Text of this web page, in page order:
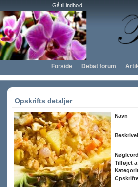
Gå til indhold
Forside Debat forum
Opskrifts detaljer
Navn
Nøgleord
Tilføjet